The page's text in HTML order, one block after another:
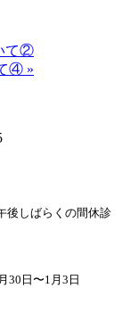
て②
④ »
後しばらくの間休診
30日〜1月3日